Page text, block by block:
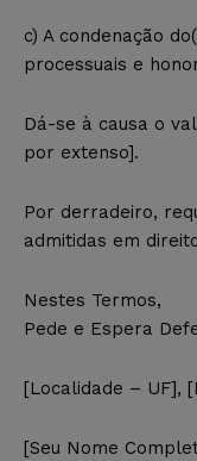
c) A condenação
processuais e
Dá-se à causa o
por extenso].
Por derradeiro,
admitidas em
Nestes Termos,
Pede e Espera
[Localidade – UF],
[Seu Nome